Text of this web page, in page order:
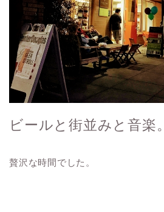
ビールと街並みと音楽。
贅沢な時間でした。